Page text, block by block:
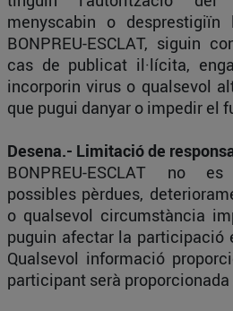
menyscabin o
BONPREU-ESCLAT, siguin
cas de publicat il·lícita,
incorporin virus o qualsevol
que pugui danyar o impedir el
Desena.- Limitació de
BONPREU-ESCLAT no
possibles pèrdues,
o qualsevol circumstància
puguin afectar la participació
Qualsevol informació
participant serà proporcionada